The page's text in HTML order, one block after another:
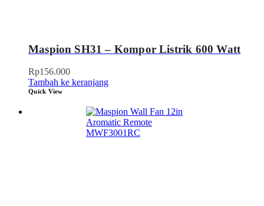
Maspion SH31 – Kompor Listrik 600 Watt
Rp156.000
Tambah ke keranjang
Quick View